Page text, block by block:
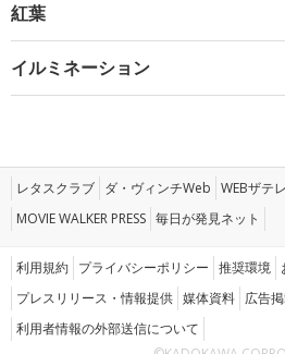
紅葉
イルミネーション
レタスクラブ ダ・ヴィンチWeb WEBザテ
MOVIE WALKER PRESS 毎日が発見ネット
利用規約 プライバシーポリシー 推奨環境
プレスリリース・情報提供 媒体資料 広告
利用者情報の外部送信について